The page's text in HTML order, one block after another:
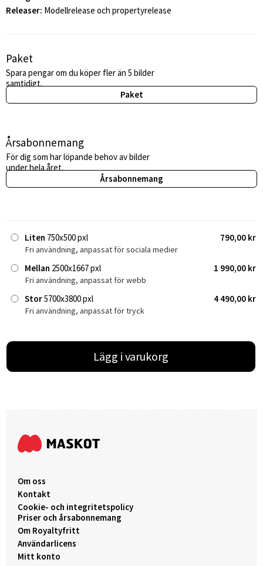
Releaser: Modellrelease och propertyrelease
Paket
Spara pengar om du köper fler än 5 bilder
samtidigt.
Paket
Årsabonnemang
För dig som har löpande behov av bilder
under hela året.
Årsabonnemang
Liten 750x500 pxl 790,00 kr
Fri användning, anpassat för sociala medier
Mellan 2500x1667 pxl 1 990,00 kr
Fri användning, anpassat för webb
Stor5700x3800 pxl 4 490,00 kr
Fri användning, anpassat för tryck
Lägg i varukorg
Om oss
Kontakt
Cookie- och integritetspolicy
Priser och årsabonnemang
Om Royaltyfritt
Användarlicens
Mitt konto